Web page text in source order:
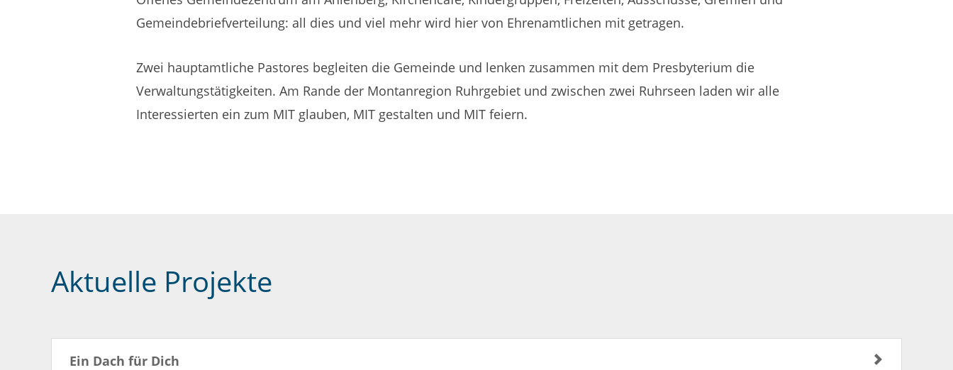
Gemeindebriefverteilung: all dies und viel mehr wird hier von Ehrenamtlichen mit getragen.
Zwei hauptamtliche Pastores begleiten die Gemeinde und lenken zusammen mit dem Presbyterium die
Verwaltungstätigkeiten. Am Rande der Montanregion Ruhrgebiet und zwischen zwei Ruhrseen laden wir alle
Interessierten ein zum MIT glauben, MIT gestalten und MIT feiern.
Aktuelle Projekte
Ein Dach für Dich